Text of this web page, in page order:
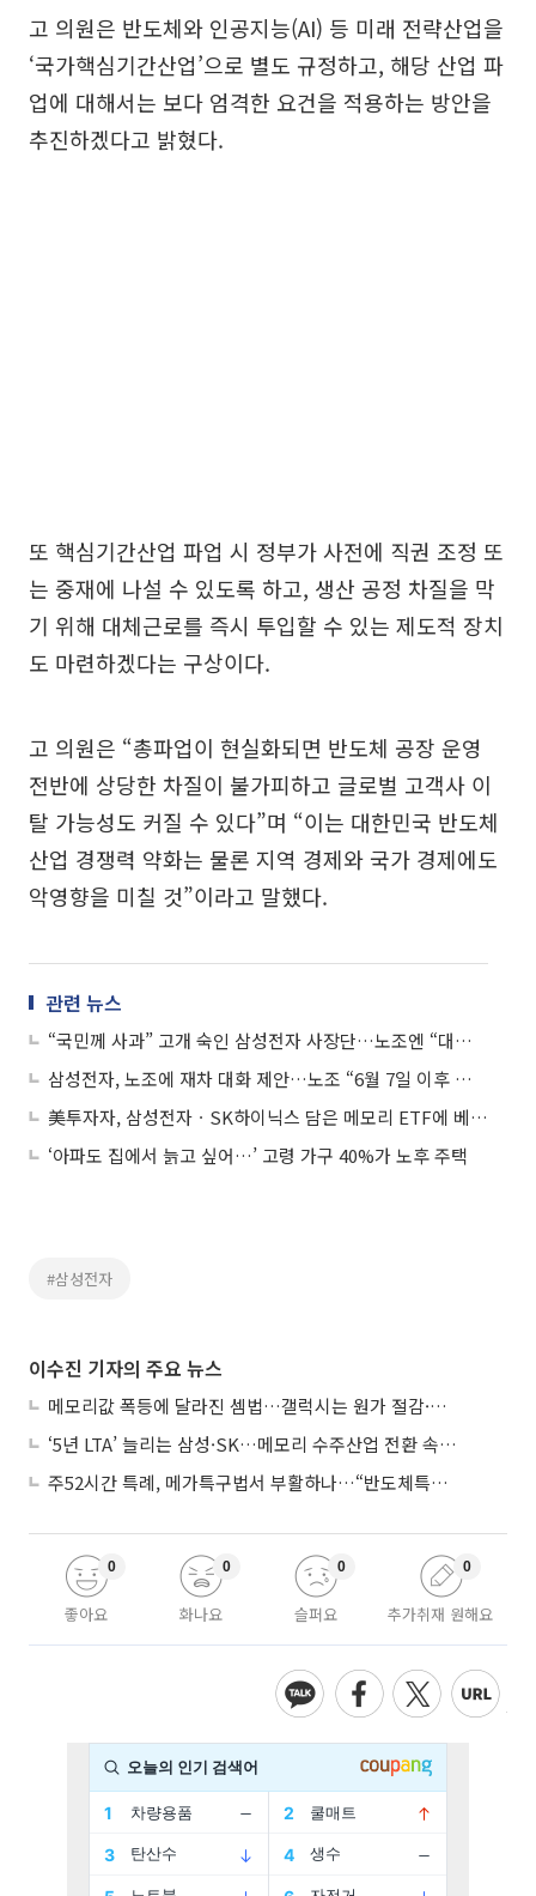
고 의원은 반도체와 인공지능(AI) 등 미래 전략산업을
‘국가핵심기간산업’으로 별도 규정하고, 해당 산업 파
업에 대해서는 보다 엄격한 요건을 적용하는 방안을
추진하겠다고 밝혔다.
또 핵심기간산업 파업 시 정부가 사전에 직권 조정 또
는 중재에 나설 수 있도록 하고, 생산 공정 차질을 막
기 위해 대체근로를 즉시 투입할 수 있는 제도적 장치
도 마련하겠다는 구상이다.
고 의원은 “총파업이 현실화되면 반도체 공장 운영
전반에 상당한 차질이 불가피하고 글로벌 고객사 이
탈 가능성도 커질 수 있다”며 “이는 대한민국 반도체
산업 경쟁력 약화는 물론 지역 경제와 국가 경제에도
악영향을 미칠 것”이라고 말했다.
관련 뉴스
“국민께 사과” 고개 숙인 삼성전자 사장단…노조엔 “대화에 임하라”
삼성전자, 노조에 재차 대화 제안…노조 “6월 7일 이후 협의 의사”
美투자자, 삼성전자ㆍSK하이닉스 담은 메모리 ETF에 베팅…ARK 자산 규모 추월
‘아파도 집에서 늙고 싶어…’ 고령 가구 40%가 노후 주택
#삼성전자
이수진 기자의 주요 뉴스
메모리값 폭등에 달라진 셈법…갤럭시는 원가 절감·아이폰은 서비스 확대
‘5년 LTA’ 늘리는 삼성·SK…메모리 수주산업 전환 속 다른 셈법
주52시간 특례, 메가특구법서 부활하나…“반도체특별법 담겨야”
좋아요
0
화나요
0
슬퍼요
0
추가취재 원해요
0